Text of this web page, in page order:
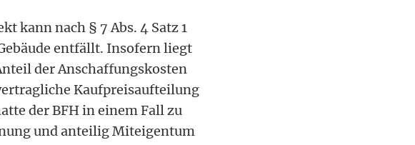
kann nach § 7 Abs. 4 Satz 1
entfällt. Insofern liegt
der Anschaffungskosten
Kaufpreisaufteilung
der BFH in einem Fall zu
und anteilig Miteigentum